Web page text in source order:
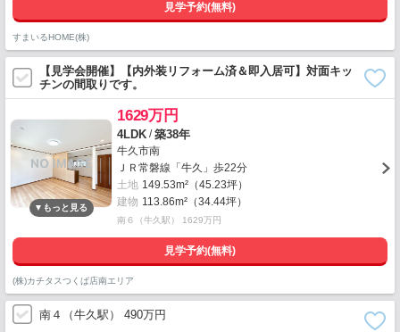
見学予約(無料)
すまいるHOME(株)
【見学会開催】【内外装リフォーム済＆即入居可】対面キッ
チンの間取りです。
1629万円
4LDK /築38年
牛久市南
ＪＲ常磐線「牛久」歩22分
土地 149.53m²（45.23坪）
建物 113.86m²（34.44坪）
南６（牛久駅） 1629万円
見学予約(無料)
(株)カチタスつくば店南エリア
南４（牛久駅） 490万円